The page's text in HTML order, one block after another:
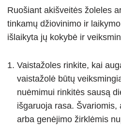
Ruošiant akišveitės žoleles
tinkamų džiovinimo ir
išlaikyta jų kokybė ir
Vaistažoles rinkite, kai
vaistažolė būtų
nuėmimui rinkitės sausą
išgaruoja rasa. Švariomis,
arba genėjimo žirklėmis